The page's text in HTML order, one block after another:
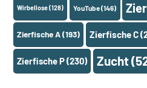
Wirbellose(128) YouTube(146)
Zierfische A(193) Zierfische C
Zierfische P(230) Zucht